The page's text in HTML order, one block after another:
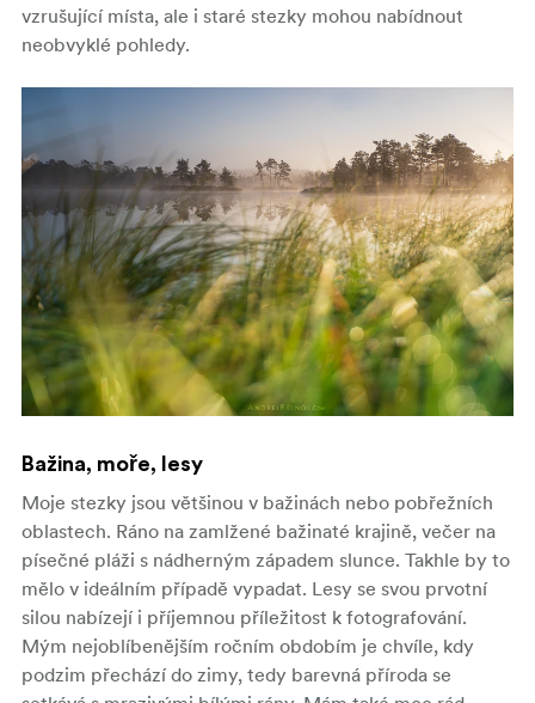
vzrušující místa, ale i staré stezky mohou nabídnout
neobvyklé pohledy.
Bažina, moře, lesy
Moje stezky jsou většinou v bažinách nebo pobřežních
oblastech. Ráno na zamlžené bažinaté krajině, večer na
písečné pláži s nádherným západem slunce. Takhle by to
mělo v ideálním případě vypadat. Lesy se svou prvotní
silou nabízejí i příjemnou příležitost k fotografování.
Mým nejoblíbenějším ročním obdobím je chvíle, kdy
podzim přechází do zimy, tedy barevná příroda se